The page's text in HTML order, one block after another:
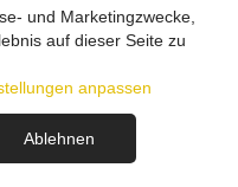
mehr verfügbar.
Beleuchtung seit 2012 |
und Marketingzwecke,
auf dieser Seite zu
anpassen
Ablehnen